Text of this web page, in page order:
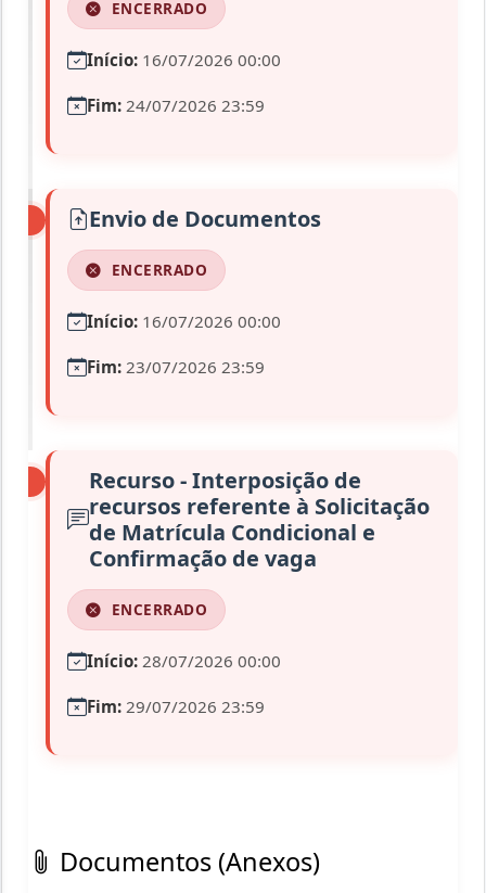
ENCERRADO
Início: 16/07/2026 00:00
Fim: 24/07/2026 23:59
Envio de Documentos
ENCERRADO
Início: 16/07/2026 00:00
Fim: 23/07/2026 23:59
Recurso - Interposição de
recursos referente à Solicitação
de Matrícula Condicional e
Confirmação de vaga
ENCERRADO
Início: 28/07/2026 00:00
Fim: 29/07/2026 23:59
Documentos (Anexos)